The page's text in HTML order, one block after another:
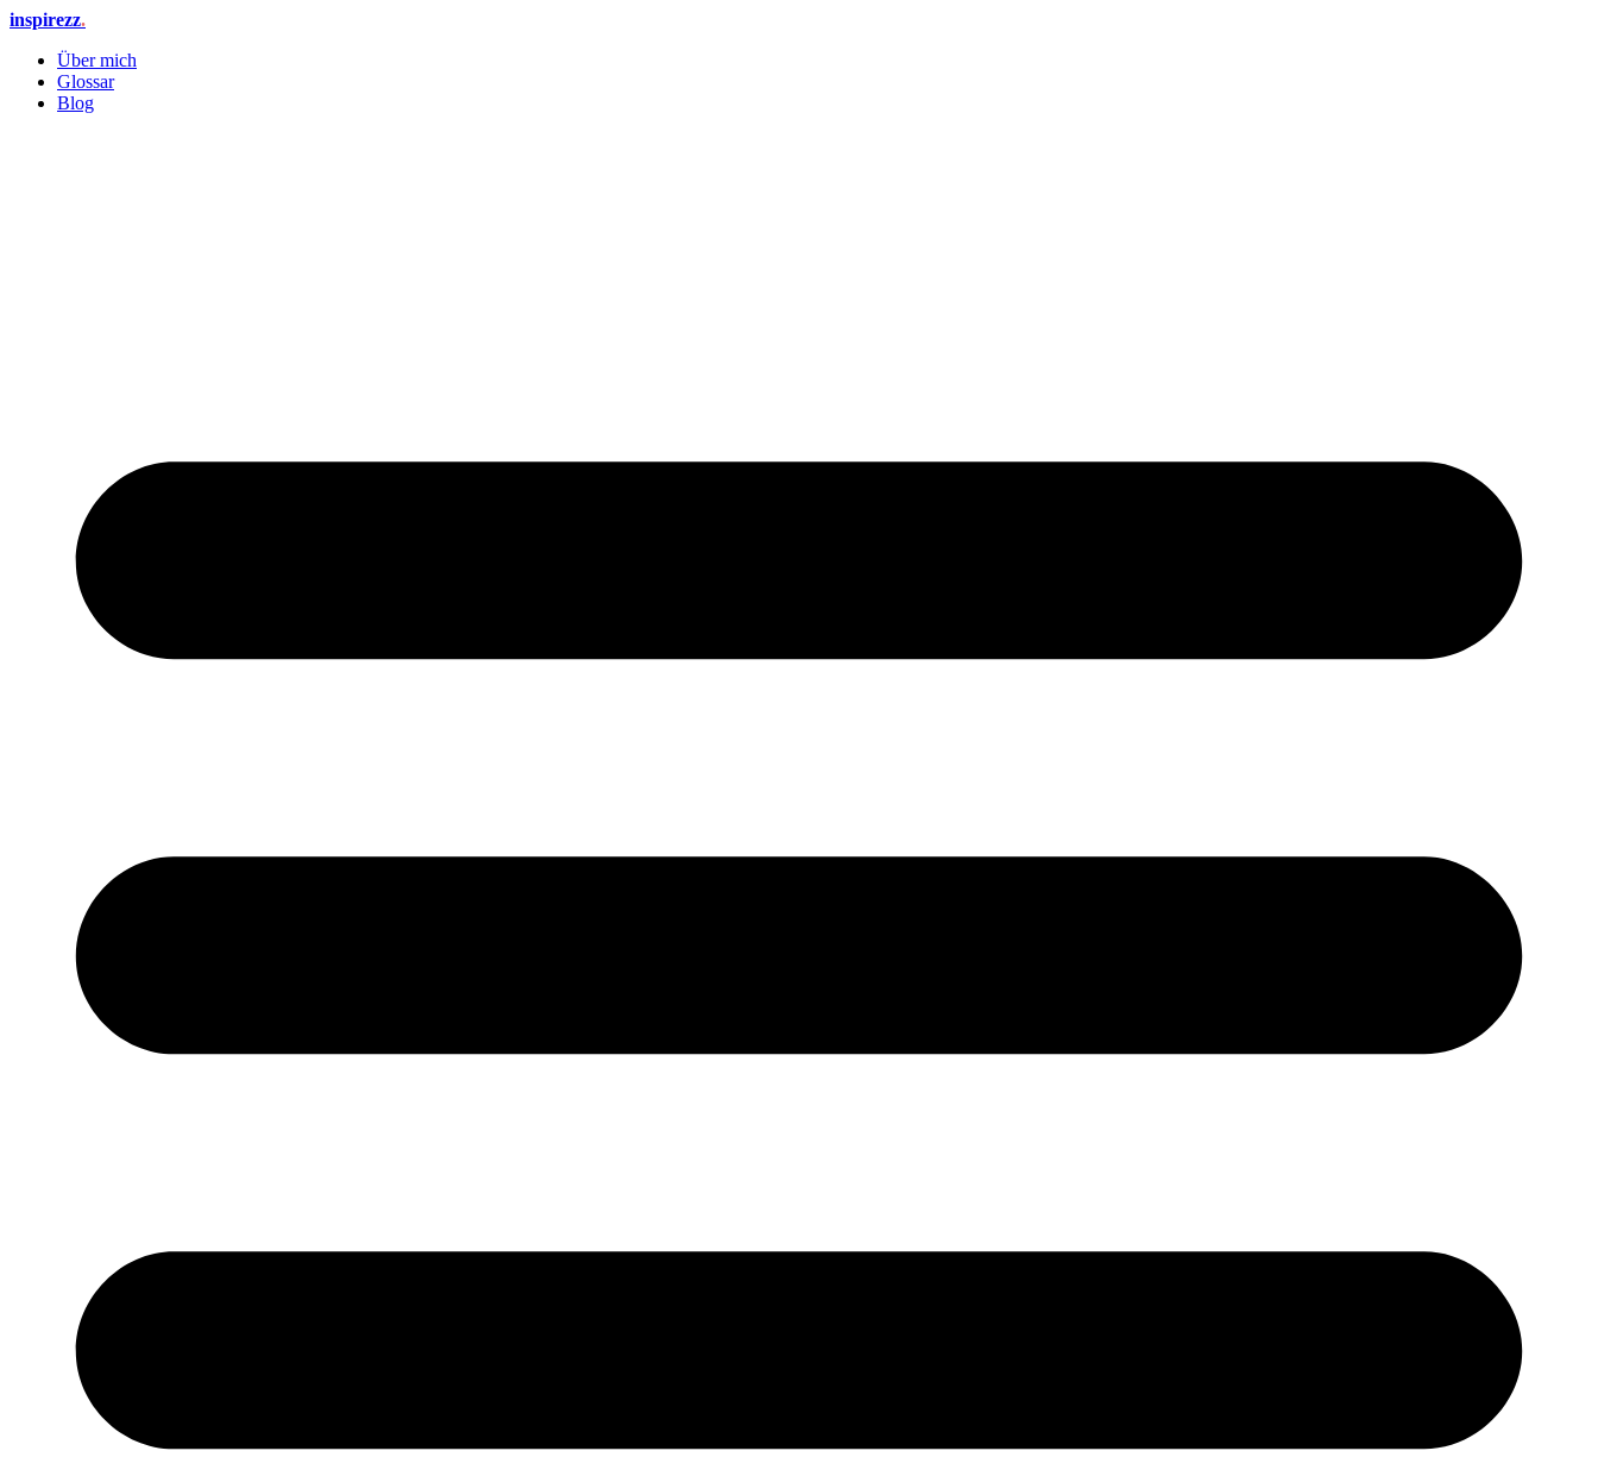
Zum
springen
inspirezz.
Über mich
Glossar
Blog